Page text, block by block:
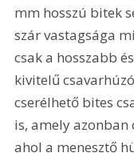
mm hosszú bitek
szár vastagsága
csak a hosszabb
kivitelű
cserélhető bites
is, amely azonban
ahol a menesztő